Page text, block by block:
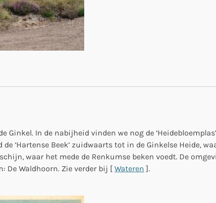
In de nabijheid vinden we nog de ‘Heidebloemplas’
‘Hartense Beek’ zuidwaarts tot in de Ginkelse Heide,
waar het mede de Renkumse beken voedt. De
De Waldhoorn. Zie verder bij [ Wateren ].